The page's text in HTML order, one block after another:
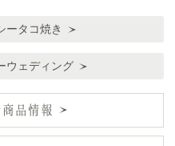
ータコ焼き
ウェディング
品情報